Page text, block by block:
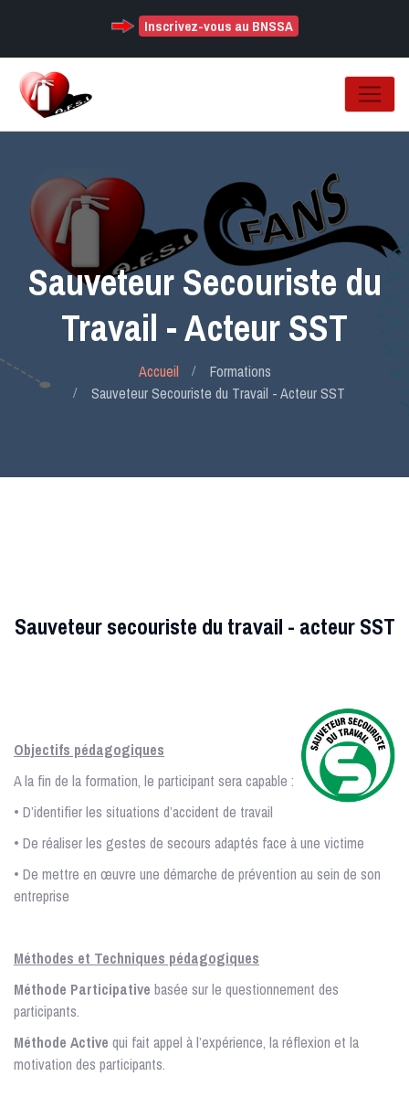
Inscrivez-vous au BNSSA
Sauveteur Secouriste du
Travail - Acteur SST
Accueil
Formations
Sauveteur Secouriste du Travail - Acteur SST
Sauveteur secouriste du travail - acteur SST
Objectifs pédagogiques
A la fin de la formation, le participant sera capable :
• D’identifier les situations d’accident de travail
• De réaliser les gestes de secours adaptés face à une victime
• De mettre en œuvre une démarche de prévention au sein de son
entreprise
Méthodes et Techniques pédagogiques
Méthode Participative basée sur le questionnement des
participants.
Méthode Active qui fait appel à l’expérience, la réflexion et la
motivation des participants.